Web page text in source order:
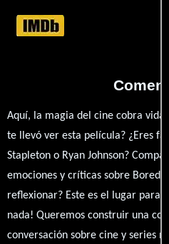
Aquí, la magia del cine cobra vida
te llevó ver esta película? ¿Eres
Stapleton o Ryan Johnson?
emociones y críticas sobre Bored
reflexionar? Este es el lugar para
nada! Queremos construir una
conversación sobre cine y series